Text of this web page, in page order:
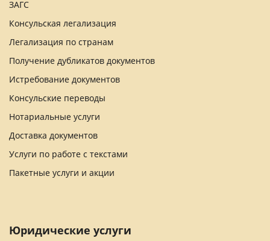
ЗАГС
Консульская легализация
Легализация по странам
Получение дубликатов документов
Истребование документов
Консульские переводы
Нотариальные услуги
Доставка документов
Услуги по работе с текстами
Пакетные услуги и акции
Юридические услуги